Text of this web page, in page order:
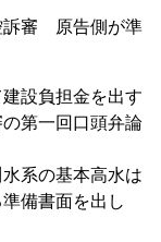
審 原告側が準
設負担金を出す
第一回口頭弁論
系の基本高水は
備書面を出し